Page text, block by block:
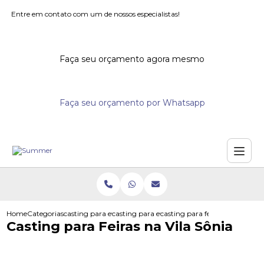
Entre em contato com um de nossos especialistas!
Faça seu orçamento agora mesmo
Faça seu orçamento por Whatsapp
HomeCategoriascasting para eventoscasting para eventocasting para feiras na vila
Casting para Feiras na Vila Sônia